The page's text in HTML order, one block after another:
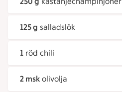
125 g salladslök
1 röd chili
2 msk olivolja